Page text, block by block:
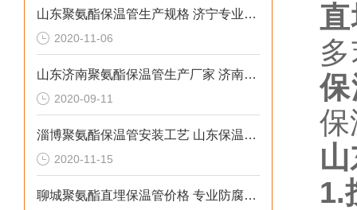
山东聚氨酯保温管生产规格 济宁专业防腐保温材料
2020-11-06
山东济南聚氨酯保温管生产厂家 济南聚氨酯保温管安装技巧
2020-09-11
淄博聚氨酯保温管安装工艺 山东保温管生产厂家
2020-11-15
聊城聚氨酯直埋保温管价格 专业防腐材料厂家
1.